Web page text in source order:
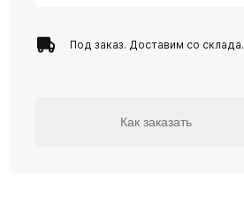
Под заказ. Доставим со склада.
Как заказать